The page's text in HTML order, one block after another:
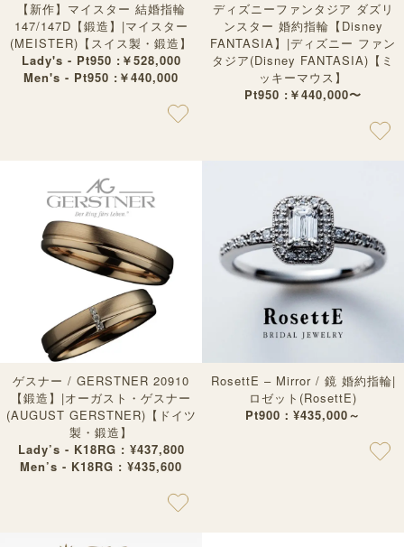
【新作】マイスター 結婚指輪
147/147D【鍛造】|マイスター
(MEISTER)【スイス製・鍛造】
Lady's - Pt950 :￥528,000
Men's - Pt950 :￥440,000
ディズニーファンタジア ダズリ
ンスター 婚約指輪【Disney
FANTASIA】|ディズニー ファン
タジア(Disney FANTASIA)【ミ
ッキーマウス】
Pt950 :￥440,000〜
ゲスナー / GERSTNER 20910
【鍛造】|オーガスト・ゲスナー
(AUGUST GERSTNER)【ドイツ
製・鍛造】
Lady’s - K18RG : ¥437,800
Men’s - K18RG : ¥435,600
RosettE – Mirror / 鏡 婚約指輪|
ロゼット(RosettE)
Pt900：¥435,000～